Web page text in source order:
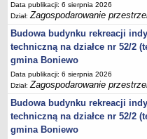
Rejestr działalności
Ewidencja udzielonych i
Zbiorowego Zaopatrzenia w
Ścieków
Rejestr Instytucji Kultury
Zestawienie
bezodpływowych lub
AKTUALNOŚCI GMINY BONIEWO
Data publikacji: 6 sierpnia 2026
Dział:Zagospodarowanie
Budowa budynku rekreacji
techniczną na działce nr 52/2
gmina Boniewo
Data publikacji: 6 sierpnia 2026
Dział:Zagospodarowanie
Budowa budynku rekreacji
techniczną na działce nr 52/2
gmina Boniewo